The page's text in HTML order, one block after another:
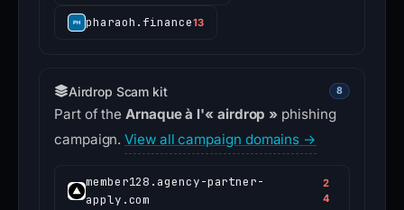
pharaoh.finance13
Airdrop Scam kit 8
Part of theArnaque à l'« airdrop » phishing
campaign.View all campaign domains →
member128.agency-partner-
apply.com
2
4